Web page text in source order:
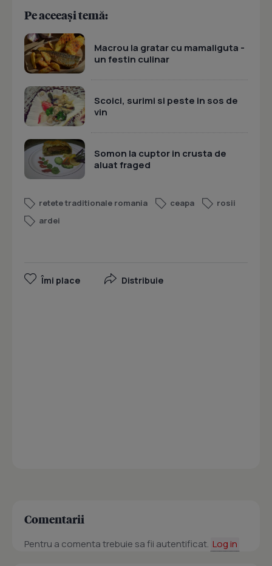
Pe aceeași temă:
Macrou la gratar cu mamaliguta -
un festin culinar
Scoici, surimi si peste in sos de
vin
Somon la cuptor in crusta de
aluat fraged
retete traditionale romania ceapa
rosii
ardei
Îmi place Distribuie
Comentarii
Pentru a comenta trebuie sa fii autentificat. Log in